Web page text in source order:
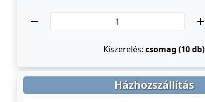
Kiszerelés: csomag (10 db)
Házhozszállítás